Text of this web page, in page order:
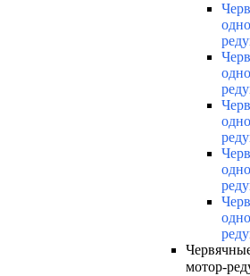
мотор-